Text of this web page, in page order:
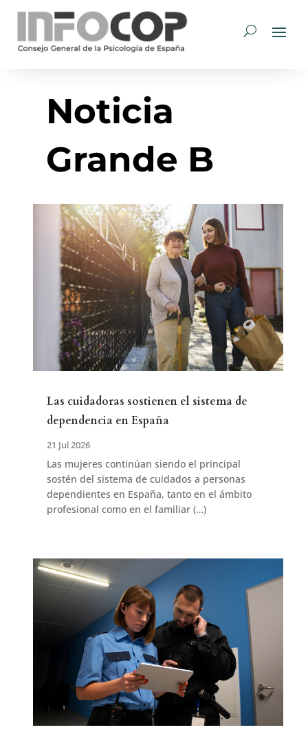
Noticia
Grande B
Las cuidadoras sostienen el sistema de
dependencia en España
21 Jul 2026
Las mujeres continúan siendo el principal
sostén del sistema de cuidados a personas
dependientes en España, tanto en el ámbito
profesional como en el familiar (…)